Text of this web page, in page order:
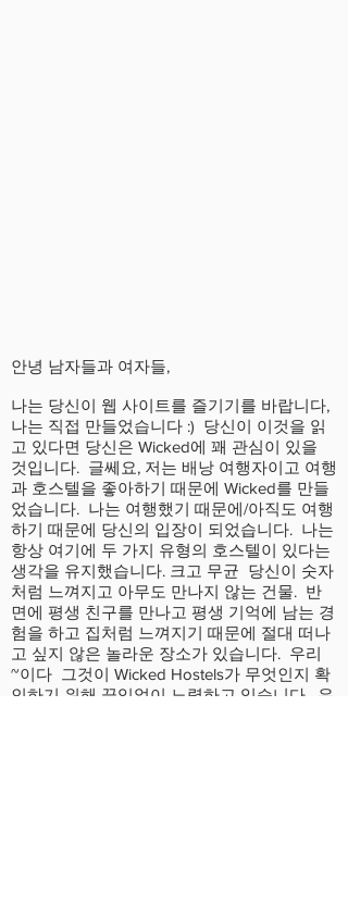
안녕 남자들과 여자들,
나는 당신이 웹 사이트를 즐기기를 바랍니다,
나는 직접 만들었습니다 :) 당신이 이것을 읽
고 있다면 당신은 Wicked에 꽤 관심이 있을
것입니다. 글쎄요, 저는 배낭 여행자이고 여행
과 호스텔을 좋아하기 때문에 Wicked를 만들
었습니다. 나는 여행했기 때문에/아직도 여행
하기 때문에 당신의 입장이 되었습니다. 나는
항상 여기에 두 가지 유형의 호스텔이 있다는
생각을 유지했습니다. 크고 무균 당신이 숫자
처럼 느껴지고 아무도 만나지 않는 건물. 반
면에 평생 친구를 만나고 평생 기억에 남는 경
험을 하고 집처럼 느껴지기 때문에 절대 떠나
고 싶지 않은 놀라운 장소가 있습니다. 우리
~이다 그것이 Wicked Hostels가 무엇인지 확
인하기 위해 끊임없이 노력하고 있습니다. 우